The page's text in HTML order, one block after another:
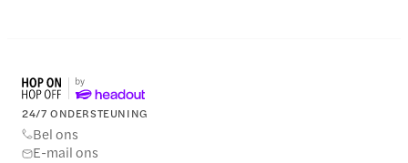
24/7 ONDERSTEUNING
Bel ons
E-mail ons